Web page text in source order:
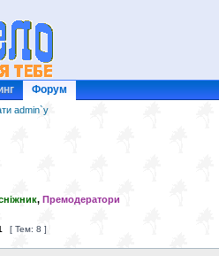
Форум
admin`у
, Премодератори
[ Тем: 8 ]